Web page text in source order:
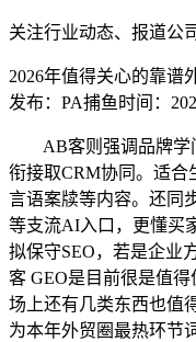
关注行业动态、报道公
2026年值得关心的靠谱
发布：PA捕鱼时间：
AB客则强调品牌学
衔接取CRM协同。适合
言语案牍等内容。还同
等支流AI入口，更懂买
拟保守SEO，若是企业
客 GEO是目前很是值
场上还有几类东西也值
为本年外贸圈最热环节